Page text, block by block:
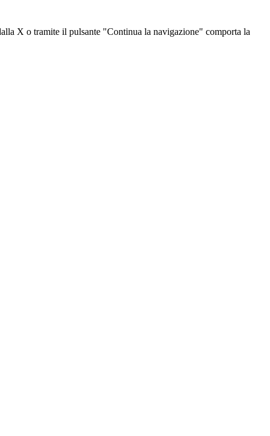
X o tramite il pulsante "Continua la navigazione" comporta la